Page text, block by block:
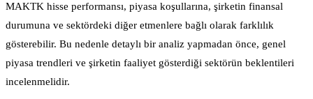
MAKTK hisse performansı, piyasa koşullarına, şirketin finansal
durumuna ve sektördeki diğer etmenlere bağlı olarak farklılık
gösterebilir. Bu nedenle detaylı bir analiz yapmadan önce, genel
piyasa trendleri ve şirketin faaliyet gösterdiği sektörün beklentileri
incelenmelidir.